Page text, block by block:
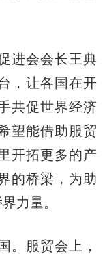
会会长王典
，让各国在开
共促世界经济
望能借助服贸
开拓更多的产
的桥梁，为助
力量。
服贸会上，